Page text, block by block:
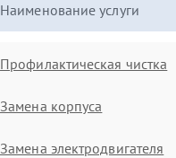
Наименование услуги
Профилактическая чистка
Замена корпуса
Замена электродвигателя